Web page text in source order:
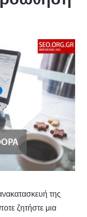
της
ζητήστε μια